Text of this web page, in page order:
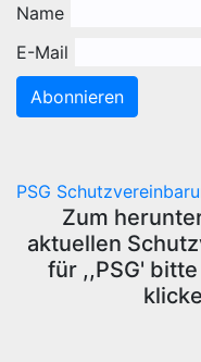
Name
E-Mail
Abonnieren
PSG
Zum
aktuellen
für ,,PSG'